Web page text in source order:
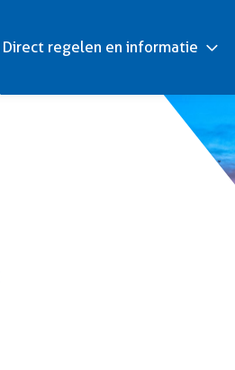
Direct regelen en informatie